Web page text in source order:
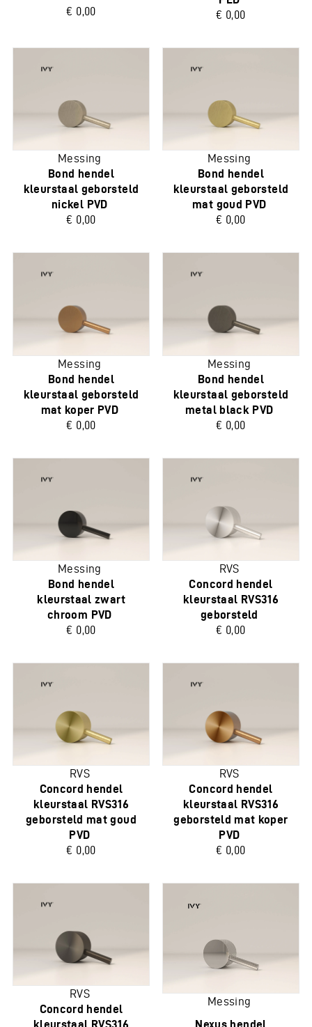
€ 0,00
€ 0,00
Messing
Bond hendel
kleurstaal geborsteld
nickel PVD
€ 0,00
Messing
Bond hendel
kleurstaal geborsteld
mat goud PVD
€ 0,00
Messing
Bond hendel
kleurstaal geborsteld
mat koper PVD
€ 0,00
Messing
Bond hendel
kleurstaal geborsteld
metal black PVD
€ 0,00
Messing
Bond hendel
kleurstaal zwart
chroom PVD
€ 0,00
RVS
Concord hendel
kleurstaal RVS316
geborsteld
€ 0,00
RVS
Concord hendel
kleurstaal RVS316
geborsteld mat goud
PVD
€ 0,00
RVS
Concord hendel
kleurstaal RVS316
geborsteld mat koper
PVD
€ 0,00
RVS
Concord hendel
kleurstaal RVS316
Messing
Nexus hendel